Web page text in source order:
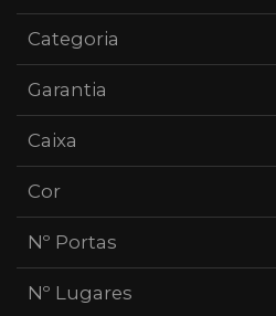
Categoria
Garantia
Caixa
Cor
Nº Portas
Nº Lugares